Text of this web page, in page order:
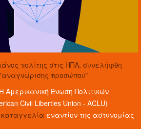
πολίτης στις ΗΠΑ, συνελήφθη
προσώπου"
Η Αμερικανική Ένωση Πολιτικών
Civil Liberties Union - ACLU)
καταγγελία εναντίον της αστυνομίας